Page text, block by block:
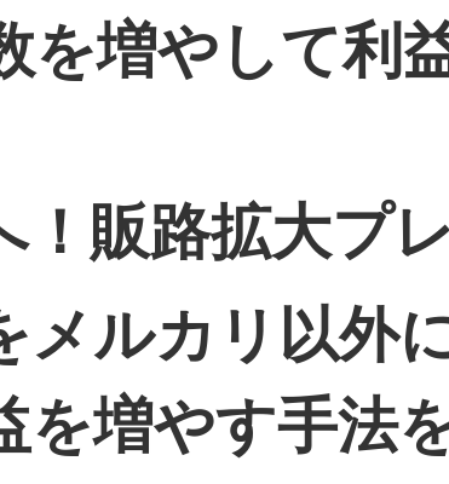
を増やして利
！販路拡大プ
メルカリ以外
増やす手法